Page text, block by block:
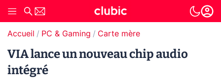
Accueil PC & Gaming Carte mère
VIA lance un nouveau chip audio
intégré